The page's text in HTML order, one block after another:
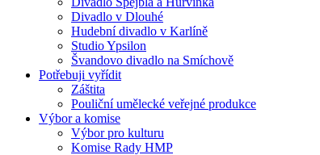
Divadlo v Dlouhé
Hudební divadlo v Karlíně
Studio Ypsilon
Švandovo divadlo na Smíchově
Potřebuji vyřídit
Záštita
Pouliční umělecké veřejné produkce
Výbor a komise
Výbor pro kulturu
Komise Rady HMP